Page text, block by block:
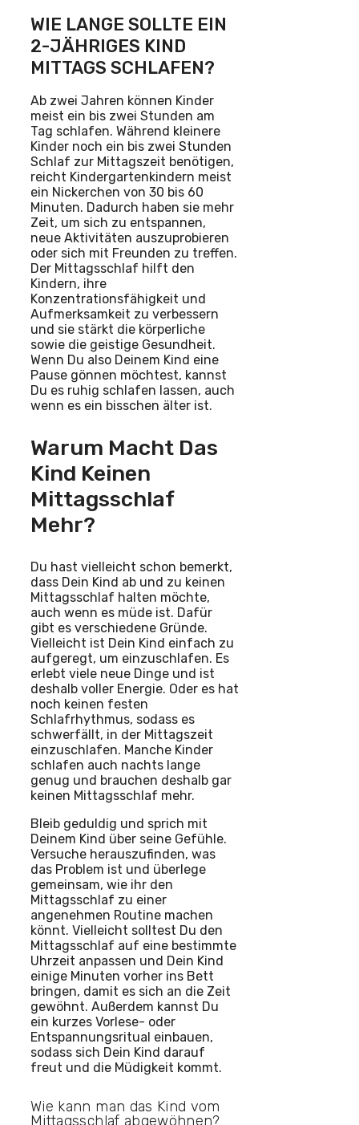
WIE LANGE SOLLTE EIN
2-JÄHRIGES KIND
MITTAGS SCHLAFEN?
Ab zwei Jahren können Kinder
meist ein bis zwei Stunden am
Tag schlafen. Während kleinere
Kinder noch ein bis zwei Stunden
Schlaf zur Mittagszeit benötigen,
reicht Kindergartenkindern meist
ein Nickerchen von 30 bis 60
Minuten. Dadurch haben sie mehr
Zeit, um sich zu entspannen,
neue Aktivitäten auszuprobieren
oder sich mit Freunden zu treffen.
Der Mittagsschlaf hilft den
Kindern, ihre
Konzentrationsfähigkeit und
Aufmerksamkeit zu verbessern
und sie stärkt die körperliche
sowie die geistige Gesundheit.
Wenn Du also Deinem Kind eine
Pause gönnen möchtest, kannst
Du es ruhig schlafen lassen, auch
wenn es ein bisschen älter ist.
Warum Macht Das
Kind Keinen
Mittagsschlaf
Mehr?
Du hast vielleicht schon bemerkt,
dass Dein Kind ab und zu keinen
Mittagsschlaf halten möchte,
auch wenn es müde ist. Dafür
gibt es verschiedene Gründe.
Vielleicht ist Dein Kind einfach zu
aufgeregt, um einzuschlafen. Es
erlebt viele neue Dinge und ist
deshalb voller Energie. Oder es hat
noch keinen festen
Schlafrhythmus, sodass es
schwerfällt, in der Mittagszeit
einzuschlafen. Manche Kinder
schlafen auch nachts lange
genug und brauchen deshalb gar
keinen Mittagsschlaf mehr.
Bleib geduldig und sprich mit
Deinem Kind über seine Gefühle.
Versuche herauszufinden, was
das Problem ist und überlege
gemeinsam, wie ihr den
Mittagsschlaf zu einer
angenehmen Routine machen
könnt. Vielleicht solltest Du den
Mittagsschlaf auf eine bestimmte
Uhrzeit anpassen und Dein Kind
einige Minuten vorher ins Bett
bringen, damit es sich an die Zeit
gewöhnt. Außerdem kannst Du
ein kurzes Vorlese- oder
Entspannungsritual einbauen,
sodass sich Dein Kind darauf
freut und die Müdigkeit kommt.
Wie kann man das Kind vom
Mittagsschlaf abgewöhnen?